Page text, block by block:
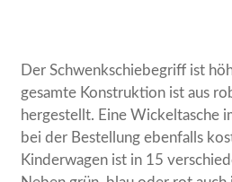
Der Schwenkschiebegriff ist
gesamte Konstruktion ist aus
hergestellt. Eine Wickeltasche
bei der Bestellung ebenfalls
Kinderwagen ist in 15